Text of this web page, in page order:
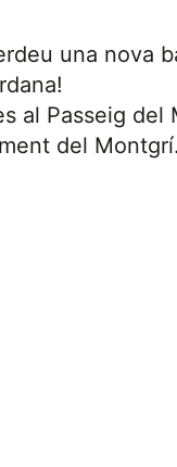
una nova
al Passeig
del Montgrí.